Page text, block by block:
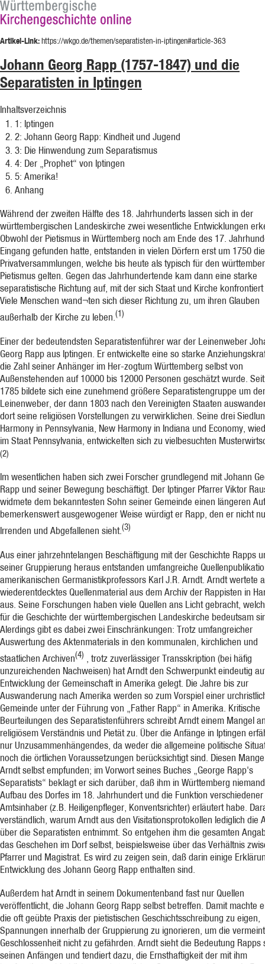
Artikel-Link:https://wkgo.de/themen/separatisten-in-iptingen#article-363
Johann Georg Rapp (1757-1847) und die
Separatisten in Iptingen
Inhaltsverzeichnis
1: Iptingen
2: Johann Georg Rapp: Kindheit und Jugend
3: Die Hinwendung zum Separatismus
4: Der „Prophet“ von Iptingen
5: Amerika!
Anhang
Während der zweiten Hälfte des 18. Jahrhunderts lassen sich in der
württembergischen Landeskirche zwei wesentliche Entwicklungen
Obwohl der Pietismus in Württemberg noch am Ende des 17.
Eingang gefunden hatte, entstanden in vielen Dörfern erst um 1750 die
Privatversammlungen, welche bis heute als typisch für den
Pietismus gelten. Gegen das Jahrhundertende kam dann eine starke
separatistische Richtung auf, mit der sich Staat und Kirche
Viele Menschen wand¬ten sich dieser Richtung zu, um ihren Glauben
außerhalb der Kirche zu leben.(1)
Einer der bedeutendsten Separatistenführer war der Leinenweber
Georg Rapp aus Iptingen. Er entwickelte eine so starke
die Zahl seiner Anhänger im Her-zogtum Württemberg selbst von
Außenstehenden auf 10000 bis 12000 Personen geschätzt wurde.
1785 bildete sich eine zunehmend größere Separatistengruppe um
Leinenweber, der dann 1803 nach den Vereinigten Staaten
dort seine religiösen Vorstellungen zu verwirklichen. Seine drei
Harmony in Pennsylvania, New Harmony in Indiana und Economy,
im Staat Pennsylvania, entwickelten sich zu vielbesuchten
(2)
Im wesentlichen haben sich zwei Forscher grundlegend mit Johann
Rapp und seiner Bewegung beschäftigt. Der Iptinger Pfarrer Viktor
widmete dem bekanntesten Sohn seiner Gemeinde einen längeren
bemerkenswert ausgewogener Weise würdigt er Rapp, den er nicht
Irrenden und Abgefallenen sieht.(3)
Aus einer jahrzehntelangen Beschäftigung mit der Geschichte Rapps
seiner Gruppierung heraus entstanden umfangreiche
amerikanischen Germanistikprofessors Karl J.R. Arndt. Arndt wertete
wiederentdecktes Quellenmaterial aus dem Archiv der Rappisten in
aus. Seine Forschungen haben viele Quellen ans Licht gebracht,
für die Geschichte der württembergischen Landeskirche bedeutsam
Alerdings gibt es dabei zwei Einschränkungen: Trotz umfangreicher
Auswertung des Aktenmaterials in den kommunalen, kirchlichen und
staatlichen Archiven(4)
, trotz zuverlässiger Transskription (bei häfig
unzureichenden Nachweisen) hat Arndt den Schwerpunkt eindeutig
Entwicklung der Gemeinschaft in Amerika gelegt. Die Jahre bis zur
Auswanderung nach Amerika werden so zum Vorspiel einer
Gemeinde unter der Führung von „Father Rapp“ in Amerika. Kritische
Beurteilungen des Separatistenführers schreibt Arndt einem Mangel
religiösem Verständnis und Pietät zu. Über die Anfänge in Iptingen
nur Unzusammenhängendes, da weder die allgemeine politische
noch die örtlichen Voraussetzungen berücksichtigt sind. Diesen
Arndt selbst empfunden; im Vorwort seines Buches „George Rapp's
Separatists“ beklagt er sich darüber, daß ihm in Württemberg
Aufbau des Dorfes im 18. Jahrhundert und die Funktion verschiedener
Amtsinhaber (z.B. Heiligenpfleger, Konventsrichter) erläutert habe.
verständlich, warum Arndt aus den Visitationsprotokollen lediglich die
über die Separatisten entnimmt. So entgehen ihm die gesamten
das Geschehen im Dorf selbst, beispielsweise über das Verhältnis
Pfarrer und Magistrat. Es wird zu zeigen sein, daß darin einige
Entwicklung des Johann Georg Rapp enthalten sind.
Außerdem hat Arndt in seinem Dokumentenband fast nur Quellen
veröffentlicht, die Johann Georg Rapp selbst betreffen. Damit machte
die oft geübte Praxis der pietistischen Geschichtsschreibung zu eigen,
Spannungen innerhalb der Gruppierung zu ignorieren, um die
Geschlossenheit nicht zu gefährden. Arndt sieht die Bedeutung Rapps
seinen Anfängen und tendiert dazu, die Ernsthaftigkeit der mit ihm